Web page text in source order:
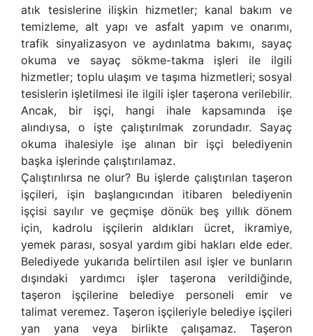
atık tesislerine ilişkin hizmetler; kanal bakım ve
temizleme, alt yapı ve asfalt yapım ve onarımı,
trafik sinyalizasyon ve aydınlatma bakımı, sayaç
okuma ve sayaç sökme-takma işleri ile ilgili
hizmetler; toplu ulaşım ve taşıma hizmetleri; sosyal
tesislerin işletilmesi ile ilgili işler taşerona verilebilir.
Ancak, bir işçi, hangi ihale kapsamında işe
alındıysa, o işte çalıştırılmak zorundadır. Sayaç
okuma ihalesiyle işe alınan bir işçi belediyenin
başka işlerinde çalıştırılamaz.
Çalıştırılırsa ne olur? Bu işlerde çalıştırılan taşeron
işçileri, işin başlangıcından itibaren belediyenin
işçisi sayılır ve geçmişe dönük beş yıllık dönem
için, kadrolu işçilerin aldıkları ücret, ikramiye,
yemek parası, sosyal yardım gibi hakları elde eder.
Belediyede yukarıda belirtilen asıl işler ve bunların
dışındaki yardımcı işler taşerona verildiğinde,
taşeron işçilerine belediye personeli emir ve
talimat veremez. Taşeron işçileriyle belediye işçileri
yan yana veya birlikte çalışamaz. Taşeron